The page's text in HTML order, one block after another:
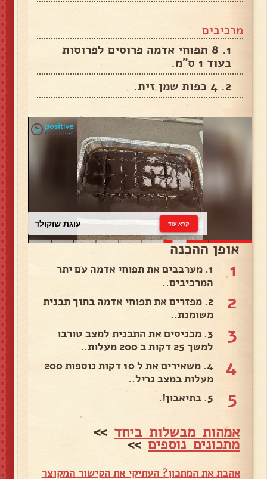
מרכיבים
1. 8 תפוחי אדמה פרוסים לפרוסות
בעוד 1 ס"מ.
2. 4 כפות שמן זית.
עוגת שוקולד קרא עוד
אופן ההכנה
1
1. מערבבים את תפוחי אדמה עם יתר
המרכיבים..
2
2. מפזרים את תפוחי אדמה בתוך תבנית
משומנת..
3
3. מכניסים את התבנית למצב טורבו
למשך 25 דקות ב 200 מעלות..
4
4. משאירים את ל 10 דקות נוספות 200
מעלות במצב גריל..
5 5. בתיאבון!.
אמהות מבשלות ביחד >>
מתכונים נוספים>>
אהבת את המתכון? העתיקי את הקישור המקוצר